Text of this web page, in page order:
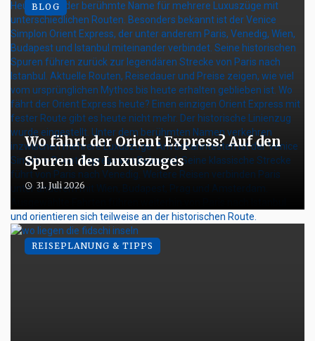
Wo fährt der Orient Express? Auf den
Spuren des Luxuszuges
31. Juli 2026
BLOG
REISEPLANUNG & TIPPS